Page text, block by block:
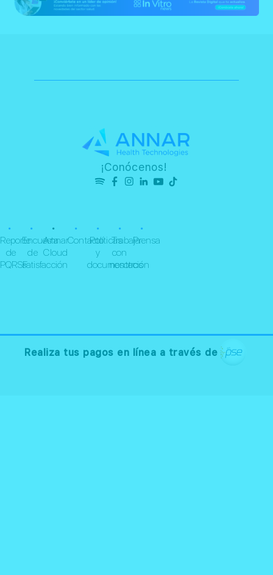
¡Conócenos!
•
Reporte
de
PQRSF
•
Encuesta
de
satisfacción
•
Annar
Cloud
•
Contacto
•
Políticas
y
documentación
•
Trabaja
con
nosotros
•
Prensa
Realiza tus pagos en línea a través de